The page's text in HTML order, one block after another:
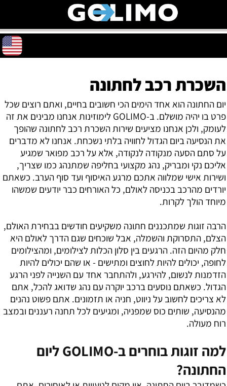
השכרת רכב לחתונה
יום החתונה הוא אחד הימים הכי חשובים בחיים, ואתם רוצים שכל
פרט בו יהיה מושלם. ב-GOLIMO לימוזינות אנחנו מבינים את זה
לעומק, ולכן אנחנו מציעים שירות השכרת רכב לחתונה שהופך
את הנסיעה ביום הגדול לחוויה בלתי נשכחת. אנחנו לא מדברים
על סתם הסעה מנקודה לנקודה, אלא על רכב מפואר שמגיע
אליכם נקי ומבריק, נהג מקצועי בחליפה שמתנהג כמו שצריך,
ושירות אישי שמלווה אתכם מרגע האיסוף ועד סוף הערב. כשאתם
יורדים מהרכב בכניסה לאולם, כל האורחים כבר יודעים שמשהו
מיוחד הולך לקרות.
הרבה זוגות שמתכננים חתונה משקיעים חודשים בבחירת האולם,
הצלם, התסרוקת והשמלה, אבל שוכחים שגם הדרך לאולם היא
חלק מהיום הזה. הרגעים בין סלון הכלות לצילומים, ומהצילומים
לחופה, יכולים להיות לחוצים ומתישים - או שהם יכולים להיות
הזדמנות לנשום, להירגע, ולהתחבר אחד עם השנייה לפני הרגע
הגדול. כשאתם נוסעים ברכב יוקרה עם נהג שדואג להכל, אתם
לא צריכים לחשוב על ניווט, חניה או תזמונים. אתם פשוט נהנים
מהנסיעה, שותים כוס שמפניה, ומגיעים לכל תחנה רעננים ובמצב
רוח מעולה.
למה זוגות בוחרים ב-GOLIMO ליום
החתונה?